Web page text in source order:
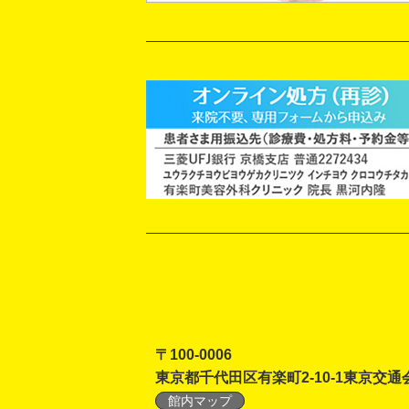
〒100-0006
東京都千代田区有楽町2-10-1東京交通
館内マップ